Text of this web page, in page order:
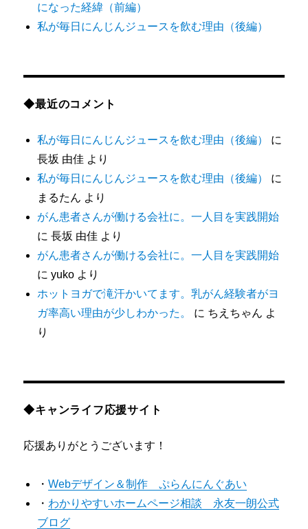
になった経緯（前編）
私が毎日にんじんジュースを飲む理由（後編）
◆最近のコメント
私が毎日にんじんジュースを飲む理由（後編）
に
長坂 由佳 より
私が毎日にんじんジュースを飲む理由（後編）
に
まるたん より
がん患者さんが働ける会社に。一人目を実践開始
に長坂 由佳 より
がん患者さんが働ける会社に。一人目を実践開始
にyuko より
ホットヨガで滝汗かいてます。乳がん経験者がヨ
ガ率高い理由が少しわかった。
に ちえちゃん よ
り
◆キャンライフ応援サイト
応援ありがとうございます！
・Webデザイン＆制作 ぷらんにんぐあい
・ わかりやすいホームページ相談 永友一朗公式
ブログ